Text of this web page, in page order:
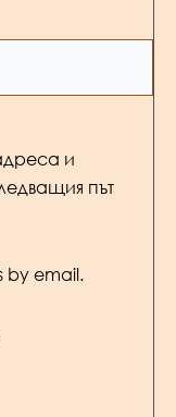
и
път
by email.